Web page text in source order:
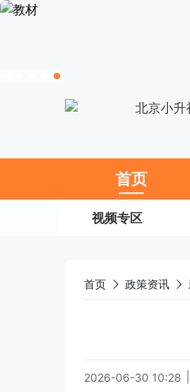
首页
视频专区
首页 政策资讯
2026-06-30 10:28